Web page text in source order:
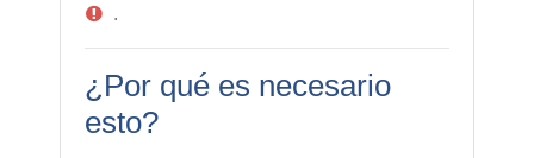
.
¿Por qué es necesario
esto?